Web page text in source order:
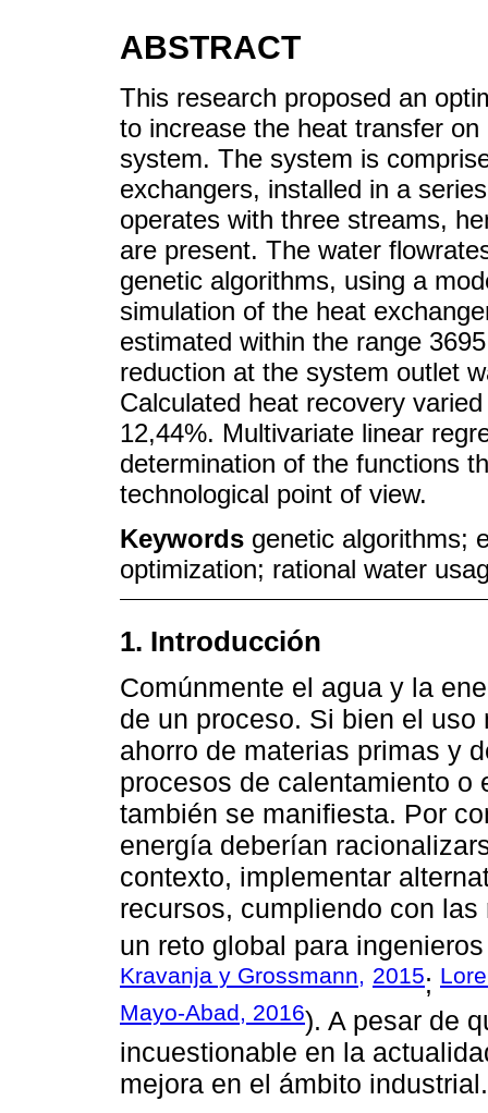
ABSTRACT
This research proposed an
to increase the heat transfer
system. The system is
exchangers, installed in a
operates with three streams,
are present. The water
genetic algorithms, using a
simulation of the heat
estimated within the range
reduction at the system outlet
Calculated heat recovery
12,44%. Multivariate linear
determination of the functions
technological point of view.
Keywords genetic algorithms;
optimization; rational water
1. Introducción
Comúnmente el agua y la
de un proceso. Si bien el
ahorro de materias primas y
procesos de calentamiento o
también se manifiesta. Por
energía deberían
contexto, implementar
recursos, cumpliendo con
un reto global para
Kravanja y Grossmann, 2015;
Mayo-Abad, 2016). A pesar de
incuestionable en la
mejora en el ámbito industrial.